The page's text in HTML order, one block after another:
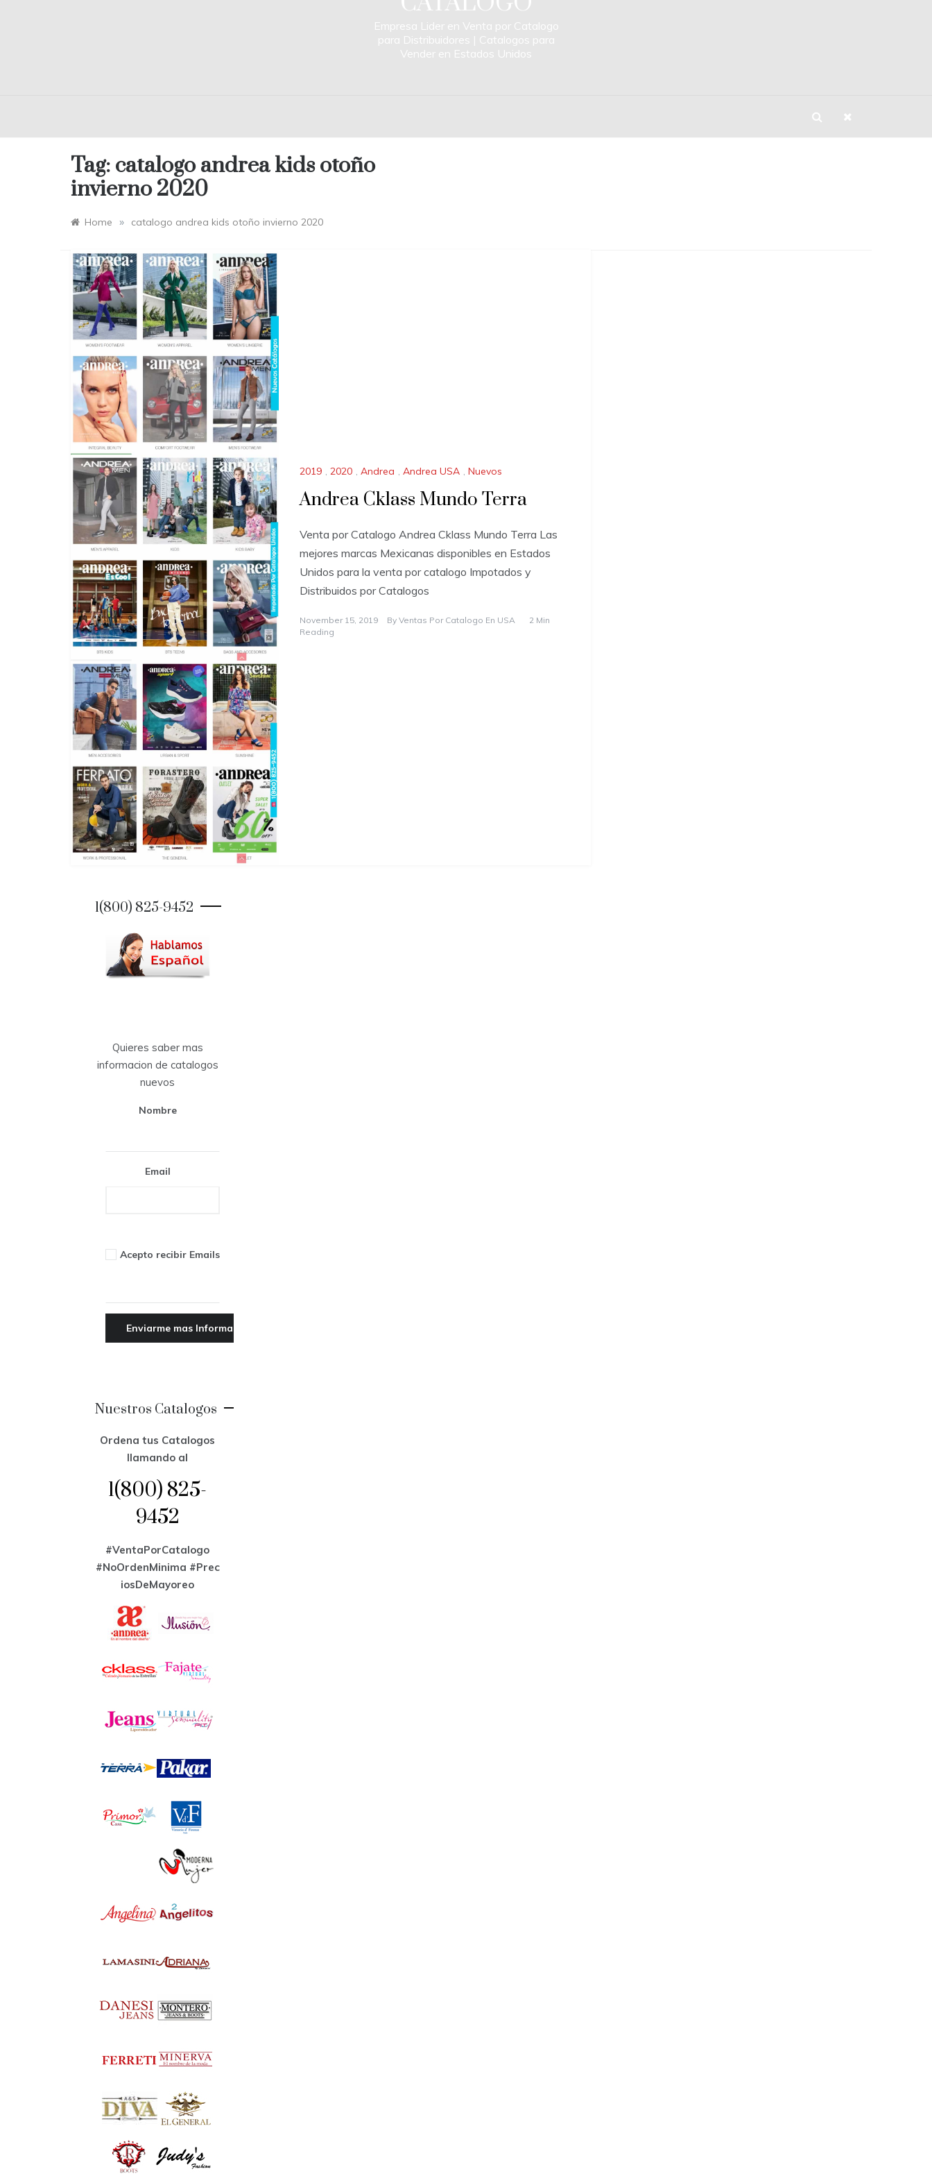
Empresa Lider en Venta por Catalogo
para Distribuidores | Catalogos para
Vender en Estados Unidos
Tag: catalogo andrea kids otoño
invierno 2020
Home » catalogo andrea kids otoño invierno 2020
2019 , 2020 , Andrea , Andrea USA , Nuevos
Andrea Cklass Mundo Terra
Venta por Catalogo Andrea Cklass Mundo Terra Las
mejores marcas Mexicanas disponibles en Estados
Unidos para la venta por catalogo Impotados y
Distribuidos por Catalogos
November 15, 2019 By Ventas Por Catalogo En USA
2 Min
Reading
1(800) 825-9452
Quieres saber mas
informacion de catalogos
nuevos
Nombre
Email
Acepto recibir Emails
Nuestros Catalogos
Ordena tus Catalogos
llamando al
1(800) 825-
9452
#VentaPorCatalogo
#NoOrdenMinima #Prec
iosDeMayoreo